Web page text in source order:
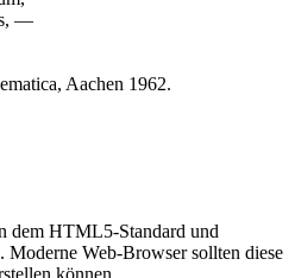
—
Aachen 1962.
dem HTML5-Standard und
Moderne Web-Browser sollten diese
können.